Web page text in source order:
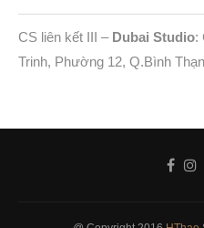
CS liên kết III – Dubai Studio:
Trinh, Phường 12, Q.Bình